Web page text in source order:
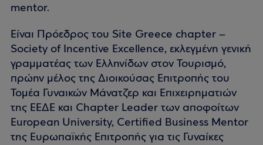
mentor.
Είναι Πρόεδρος του Site Greece chapter –
Society of Incentive Excellence, εκλεγμένη γενική
γραμματέας των Ελληνίδων στον Τουρισμό,
πρώην μέλος της Διοικούσας Επιτροπής του
Τομέα Γυναικών Μάνατζερ και Επιχειρηματιών
της ΕΕΔΕ και Chapter Leader των αποφοίτων
European University, Certified Business Mentor
της Ευρωπαϊκής Επιτροπής για τις Γυναίκες